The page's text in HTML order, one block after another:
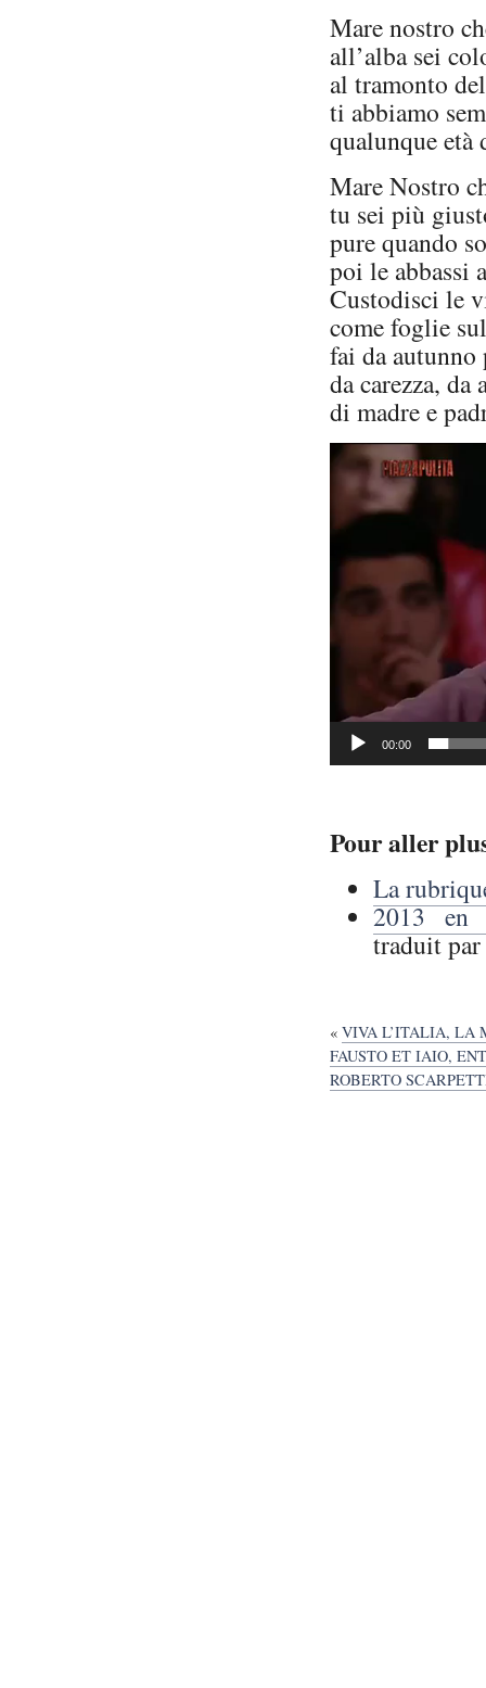
Mare nostro
all’alba sei
al tramonto
ti abbiamo
qualunque età
Mare Nostro
tu sei più
pure quando
poi le abbassi
Custodisci le
come foglie
fai da
da carezza,
di madre e
Lecteur
vidéo
00:00
Pour aller
La
2013 en
traduit
« VIVA L’ITALIA, LA
FAUSTO ET IAIO,
ROBERTO